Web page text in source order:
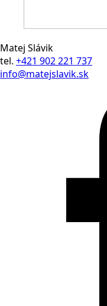
Matej Slávik
tel. +421 902 221 737
info@matejslavik.sk